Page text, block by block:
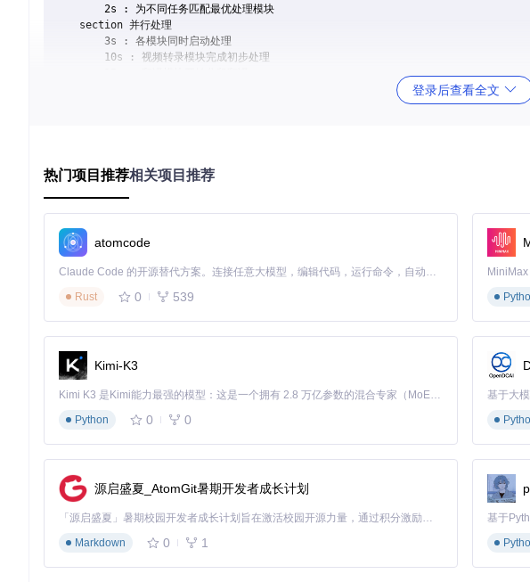
        2s : 为不同任务匹配最优处理模块
    section 并行处理
        3s : 各模块同时启动处理
        10s : 视频转录模块完成初步处理
源情况，动态分配计算资源，避免了资源浪费和任务拥堵，让每一个任务都能以最优的方
功能突破：从基础处理到智能升华
智能转录引擎：精准捕捉每一个声音细节
在视频和音频转录过程中，你是否遇到过时间戳不准确、长音频处理缓慢等问题？
方案：MemoAI采用了先进的“动态时间规整技术”，能够实时调整音频与文字的对应关
型，大大提高了对复杂内容的识别能力。
1️⃣ 导入视频或音频文件，支持多种格式，包括MP4、AVI、MP3等。 2️⃣ 在转录设置中
面对多语言内容，如何快速准确地进行翻译并保持原格式？MemoAI的多引擎翻译系统为
：不同的翻译场景对翻译质量和风格有不同的要求，单一的翻译引擎难以满足多样
：MemoAI整合了多种先进的翻译引擎，包括针对日常对话优化的基础翻译引擎、
擎。同时，采用了智能格式保留技术，确保翻译后的内容格式与原文一致。
登录后查看全文
热门项目推荐相关项目推荐
atomcode
Claude Code 的开源替代方案。连接任意大模型，编辑代码，运行命令，自动验证 — 全自动执行。用 Rust 构建，极致性能。 ｜ An open-source alternative to Claude Code. Connect any LLM, edit code, run commands, and verify changes — autonomously. Built in Rust for speed. Get Started
Rust
0 539
Kimi-K3
Kimi K3 是Kimi能力最强的模型：这是一个拥有 2.8 万亿参数的混合专家（MoE）模型，具备原生视觉理解能力，并支持 100 万 token 的上下文窗口。
Python
0 0
基于大
源启盛夏_AtomGit暑期开发者成长计划
「源启盛夏」暑期校园开发者成长计划旨在激活校园开源力量，通过积分激励、认证扶持、资源倾斜等形式，引导高校组织和开发者完成「入驻 — 建项目 — 做贡献 — 获认证 — 得资源」的完整闭环。无论你是想带领社团入驻平台的组织者，还是希望用代码贡献证明自己的开发者，都能在这里找到属于你的成长路径。
Markdown
0 1